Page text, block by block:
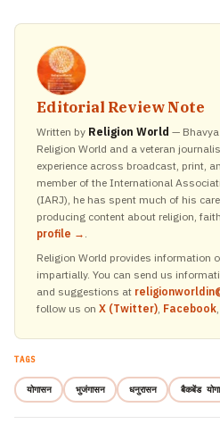
Editorial Review Note
Written by Religion World —
Religion World and a veteran
experience across broadcast, print,
member of the International
(IARJ), he has spent much of his
producing content about religion,
profile → .
Religion World provides information
impartially. You can send us
and suggestions at
follow us on X (Twitter), Facebook
TAGS
योगासन भुजंगासन धनुरासन बैकबेंड योगा